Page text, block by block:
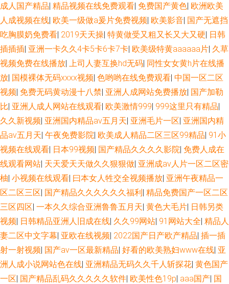
成人国产精品| 精品视频在线免费观看| 免费国产黄色| 欧洲欧美
人成视频在线| 欧美一级做a爰片免费视频| 欧美影音| 国产无遮挡
吃胸膜奶免费看| 2019天天操| 特黄做受又粗又长又大又硬| 日韩
插插插| 亚洲一卡久久4卡5卡6卡7卡| 欧美级特黄aaaaaa片| 久草
视频免费在线播放| 上司人妻互换hd无码| 同性女女黄h片在线播
放| 国模裸体无码xxxx视频| 色哟哟在线免费观看| 中国一区二区
视频| 免费无码黄动漫十八禁| 亚洲人成网站免费播放| 国产加勒
比| 亚洲人成人网站在线观看| 欧美激情999| 999这里只有精品|
久久新视频| 亚洲国内精品av五月天| 亚洲毛片一区| 亚洲国内精
品av五月天| 午夜免费影院| 欧美成人精品二区三区99精品| 91小
视频在线观看| 日本99视频| 国产精品久久久久影院| 免费人成在
线观看网站| 天天爱天天做久久狠狠做| 亚洲成av人片一区二区密
柚| 小视频在线观看| 曰本女人牲交全视频播放| 亚洲午夜精品一
区二区三区| 国产精品久久久久久久福利| 精品免费国产一区二区
三区四区| 一本久久综合亚洲鲁鲁五月天| 黄色大毛片| 日韩另类
视频| 日韩精品亚洲人旧成在线| 久久99网站| 91网站大全| 精品人
妻二区中文字幕| 亚欧在线视频| 2022国产日产欧产精品| 插一插
射一射视频| 国产av一区最新精品| 好看的欧美熟妇www在线| 亚
洲人成小说网站色在线| 亚洲精品无码久久千人斩探花| 黄色国产
一区| 国产精品乱码久久久久久软件| 欧美性色19p| aaa国产| 国